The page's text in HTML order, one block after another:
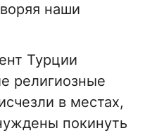
наши
Турции
религиозные
в местах,
покинуть